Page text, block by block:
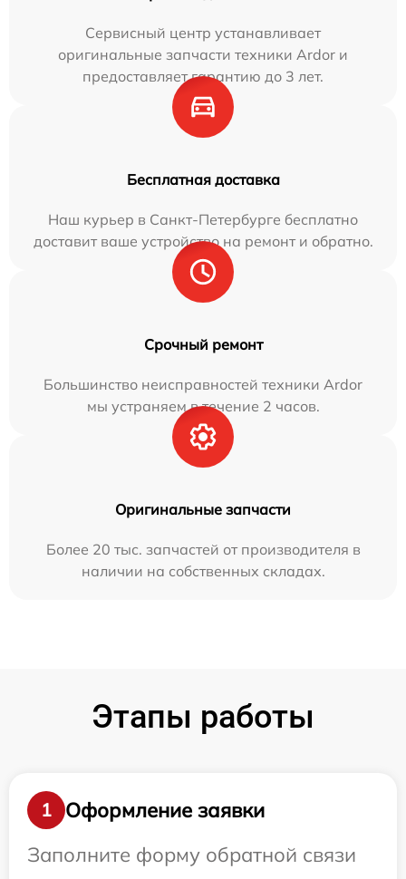
Сервисный центр устанавливает
оригинальные запчасти техники Ardor и
предоставляет гарантию до 3 лет.
Бесплатная доставка
Наш курьер в Санкт-Петербурге бесплатно
доставит ваше устройство на ремонт и обратно.
Срочный ремонт
Большинство неисправностей техники Ardor
мы устраняем в течение 2 часов.
Оригинальные запчасти
Более 20 тыс. запчастей от производителя в
наличии на собственных складах.
Этапы работы
1
Оформление заявки
Заполните форму обратной связи